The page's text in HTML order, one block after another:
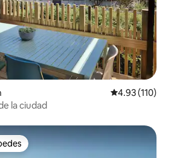
Calificación
4.93 (110)
la ciudad